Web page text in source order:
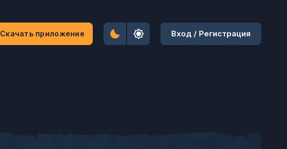
Скачать приложение Вход / Регистрация